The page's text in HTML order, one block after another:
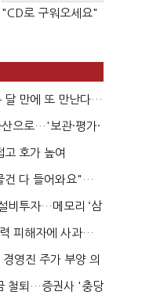
"CD로 구워오세요"
달 만에 또 만난다…
으로…'보관·평가·
호가 높여
채' 20...
건 다 들어와요"…
...
비투자…메모리 ‘삼
피해자에 사과…
영진 주가 부양 의
철퇴…증권사 '충당